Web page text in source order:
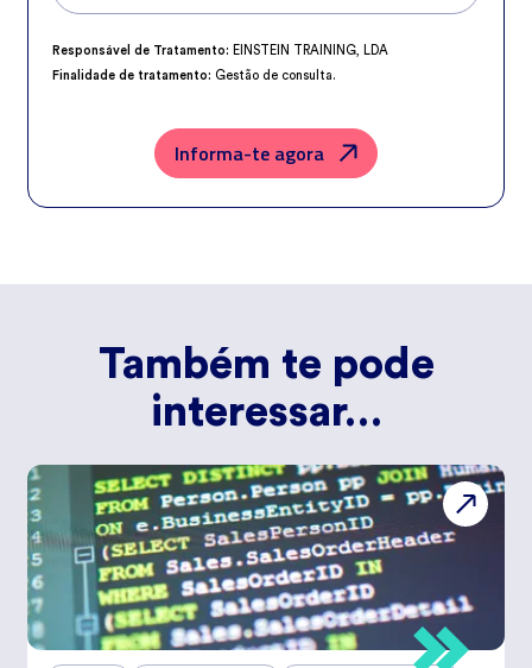
Responsável de Tratamento: EINSTEIN TRAINING, LDA
Finalidade de tratamento: Gestão de consulta.
aceder, retificar e excluir os dados, bem como outros direitos,
conforme o explicito naPolítica de Privacidade.
Informa-te agora
Também te pode
interessar…